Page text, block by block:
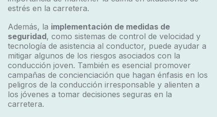
estrés en la carretera.
Además, la implementación de medidas de
seguridad, como sistemas de control de velocidad y
tecnología de asistencia al conductor, puede ayudar a
mitigar algunos de los riesgos asociados con la
conducción joven. También es esencial promover
campañas de concienciación que hagan énfasis en los
peligros de la conducción irresponsable y alienten a
los jóvenes a tomar decisiones seguras en la
carretera.